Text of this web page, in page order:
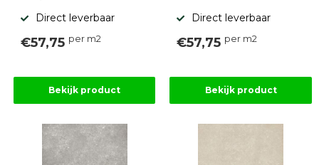
Direct leverbaar
€57,75 per m2
Bekijk product
Direct leverbaar
€57,75 per m2
Bekijk product